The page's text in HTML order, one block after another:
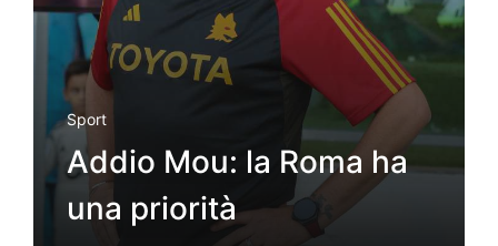
Sport
Addio Mou: la Roma ha
una priorità